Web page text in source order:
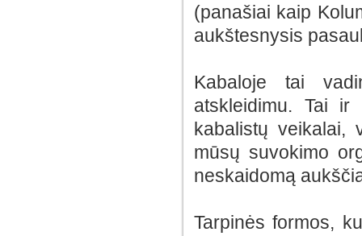
(panašiai kaip
aukštesnysis
Kabaloje tai
atskleidimu. Tai
kabalistų veikalai,
mūsų suvokimo
neskaidomą
Tarpinės formos,